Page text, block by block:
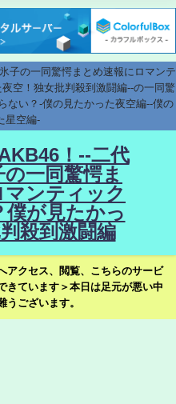
子の一同驚愕まとめ速報にロマンテ
空！独女批判殺到激闘編--の一同驚
ない？-僕の見たかった夜空編--僕の
星空編-
！--二代
の一同驚愕ま
マンティック
僕が見たかっ
殺到激闘編
アクセス、閲覧、こちらのサービ
きています＞本日は足元が悪い中
うございます。